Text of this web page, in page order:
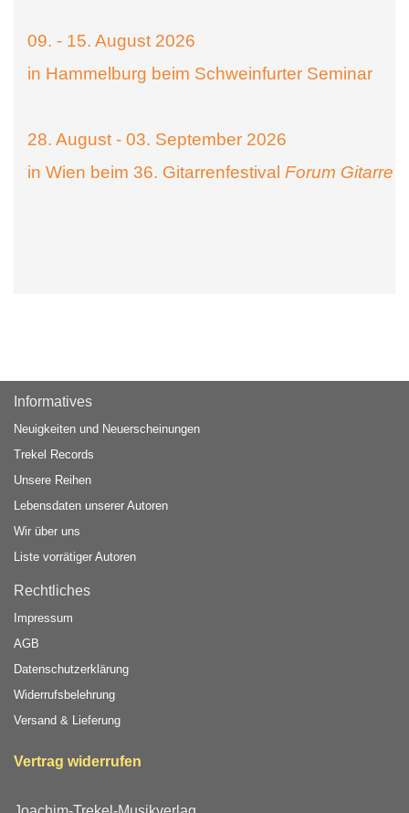
09. - 15. August 2026
in Hammelburg beim Schweinfurter Seminar
28. August - 03. September 2026
in Wien beim 36. Gitarrenfestival Forum Gitarre
Informatives
Neuigkeiten und Neuerscheinungen
Trekel Records
Unsere Reihen
Lebensdaten unserer Autoren
Wir über uns
Liste vorrätiger Autoren
Rechtliches
Impressum
AGB
Datenschutzerklärung
Widerrufsbelehrung
Versand & Lieferung
Vertrag widerrufen